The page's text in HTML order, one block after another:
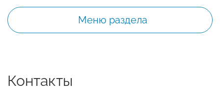
Меню раздела
Контакты